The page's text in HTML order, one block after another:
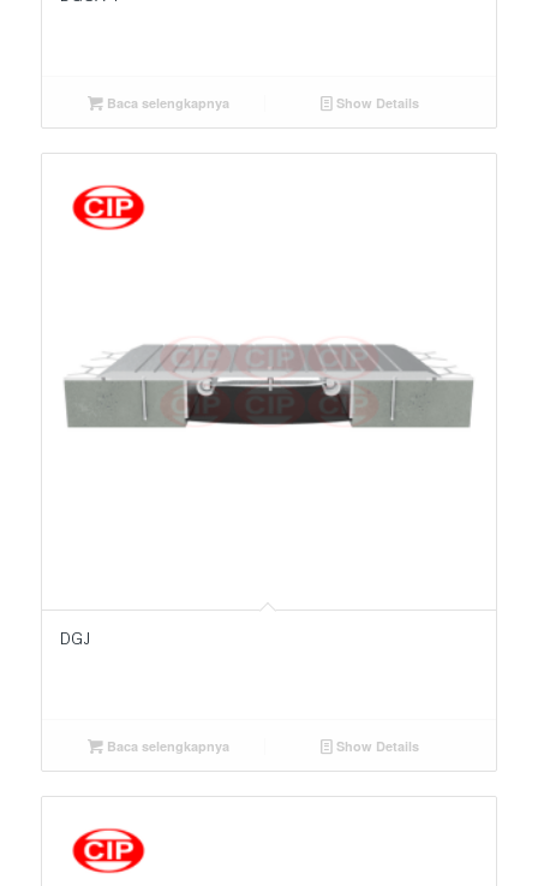
Baca selengkapnya Show Details
DGJ
Baca selengkapnya Show Details